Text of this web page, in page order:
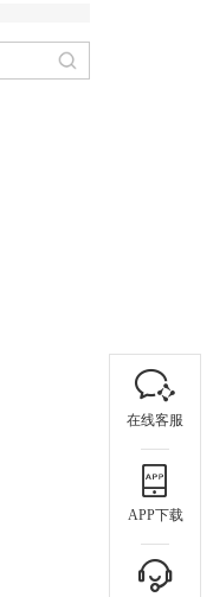
在线客服
APP下载